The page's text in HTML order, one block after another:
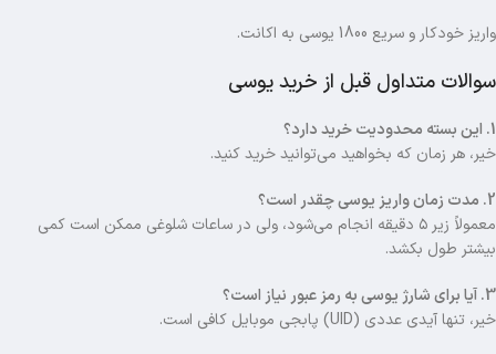
واریز خودکار و سریع 1800 یوسی به اکانت.
سوالات متداول قبل از خرید یوسی
1. این بسته محدودیت خرید دارد؟
خیر، هر زمان که بخواهید می‌توانید خرید کنید.
2. مدت زمان واریز یوسی چقدر است؟
معمولاً زیر ۵ دقیقه انجام می‌شود، ولی در ساعات شلوغی ممکن است کمی
بیشتر طول بکشد.
3. آیا برای شارژ یوسی به رمز عبور نیاز است؟
خیر، تنها آیدی عددی (UID) پابجی موبایل کافی است.